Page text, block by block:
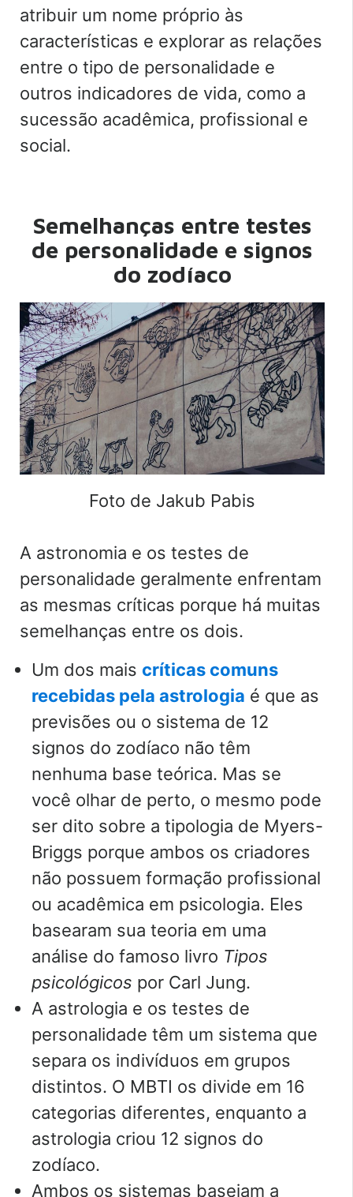
atribuir um nome próprio às
características e explorar as relações
entre o tipo de personalidade e
outros indicadores de vida, como a
sucessão acadêmica, profissional e
social.
Semelhanças entre testes
de personalidade e signos
do zodíaco
Foto de Jakub Pabis
A astronomia e os testes de
personalidade geralmente enfrentam
as mesmas críticas porque há muitas
semelhanças entre os dois.
Um dos mais críticas comuns
recebidas pela astrologia é que as
previsões ou o sistema de 12
signos do zodíaco não têm
nenhuma base teórica. Mas se
você olhar de perto, o mesmo pode
ser dito sobre a tipologia de Myers-
Briggs porque ambos os criadores
não possuem formação profissional
ou acadêmica em psicologia. Eles
basearam sua teoria em uma
análise do famoso livro Tipos
psicológicos por Carl Jung.
A astrologia e os testes de
personalidade têm um sistema que
separa os indivíduos em grupos
distintos. O MBTI os divide em 16
categorias diferentes, enquanto a
astrologia criou 12 signos do
zodíaco.
Ambos os sistemas baseiam a